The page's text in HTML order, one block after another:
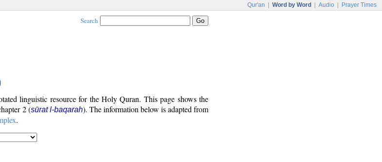
Qur'an Word by Word Audio Prayer Times
Search
linguistic resource for the Holy Quran. This page shows the
2 (sūrat l-baqarah). The information below is adapted from
.